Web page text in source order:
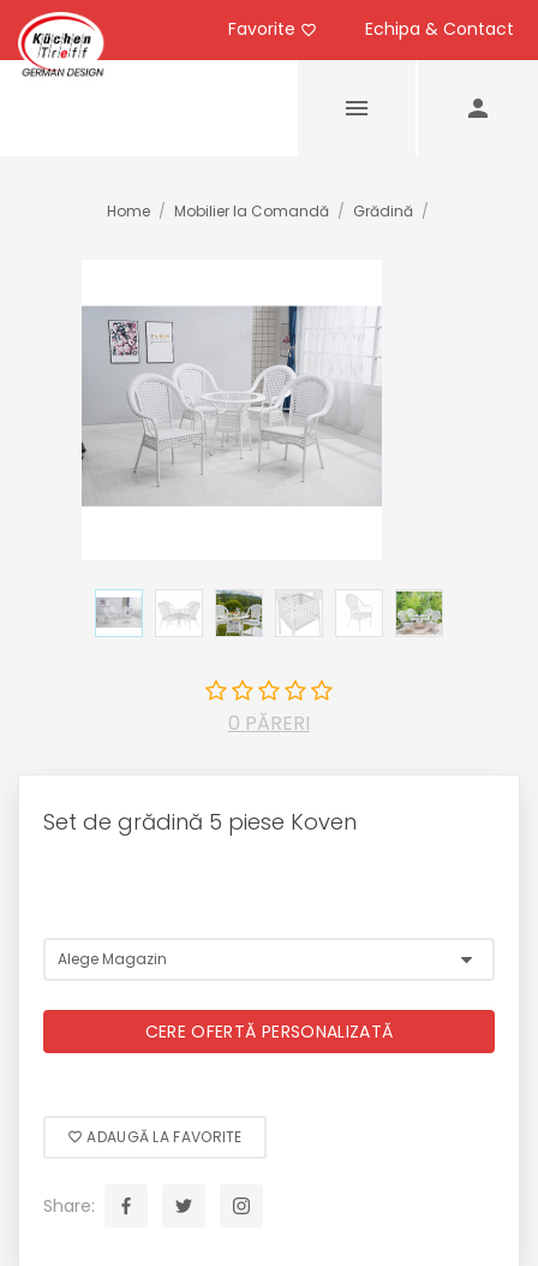
Echipa & Contact
Favorite
Home / Mobilier la Comandă / Grădină /
0 PĂRERI
Set de grădină 5 piese Koven
CERE OFERTĂ PERSONALIZATĂ
ADAUGĂ LA FAVORITE
Share: